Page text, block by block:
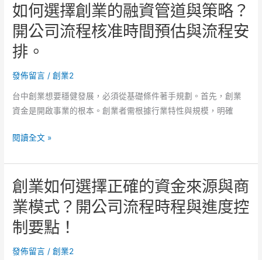
法
律
登
記
開
業
條
準
創
業
登
記
時
管
如何選擇創業的融資管道與策略？
開公司流程核准時間預估與流程安
排。
發佈留言 /創業2
台中創業想要穩健發展，必須從基礎條件著手規劃。首先，創業
資金是開啟事業的根本。創業者需根據行業特性與規模，明確
如
選
擇
創
業
的
資
閱讀全文 »
創業如何選擇正確的資金來源與商
業模式？開公司流程時程與進度控
制要點！
發佈留言 /創業2